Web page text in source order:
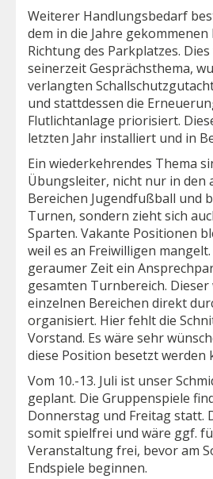
Weiterer Handlungsbedarf
dem in die Jahre
Richtung des Parkplatzes.
seinerzeit Gesprächsthema,
verlangten
und stattdessen die
Flutlichtanlage priorisiert.
letzten Jahr installiert und in
Ein wiederkehrendes Thema
Übungsleiter, nicht nur in den
Bereichen Jugendfußball und
Turnen, sondern zieht sich
Sparten. Vakante Positionen
weil es an Freiwilligen
geraumer Zeit ein
gesamten Turnbereich.
einzelnen Bereichen direkt
organisiert. Hier fehlt die
Vorstand. Es wäre sehr
diese Position besetzt werden
Vom 10.-13. Juli ist unser
geplant. Die Gruppenspiele
Donnerstag und Freitag statt.
somit spielfrei und wäre ggf.
Veranstaltung frei, bevor am
Endspiele beginnen.